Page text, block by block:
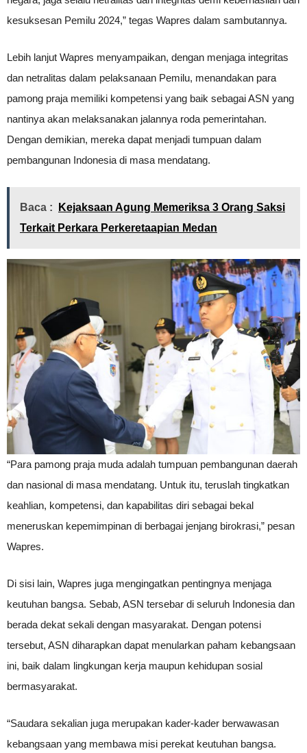
kesuksesan Pemilu 2024,” tegas Wapres dalam sambutannya.
Lebih lanjut Wapres menyampaikan, dengan menjaga integritas
dan netralitas dalam pelaksanaan Pemilu, menandakan para
pamong praja memiliki kompetensi yang baik sebagai ASN yang
nantinya akan melaksanakan jalannya roda pemerintahan.
Dengan demikian, mereka dapat menjadi tumpuan dalam
pembangunan Indonesia di masa mendatang.
Baca :
Kejaksaan Agung Memeriksa 3 Orang Saksi
Terkait Perkara Perkeretaapian Medan
“Para pamong praja muda adalah tumpuan pembangunan daerah
dan nasional di masa mendatang. Untuk itu, teruslah tingkatkan
keahlian, kompetensi, dan kapabilitas diri sebagai bekal
meneruskan kepemimpinan di berbagai jenjang birokrasi,” pesan
Wapres.
Di sisi lain, Wapres juga mengingatkan pentingnya menjaga
keutuhan bangsa. Sebab, ASN tersebar di seluruh Indonesia dan
berada dekat sekali dengan masyarakat. Dengan potensi
tersebut, ASN diharapkan dapat menularkan paham kebangsaan
ini, baik dalam lingkungan kerja maupun kehidupan sosial
bermasyarakat.
“Saudara sekalian juga merupakan kader-kader berwawasan
kebangsaan yang membawa misi perekat keutuhan bangsa.